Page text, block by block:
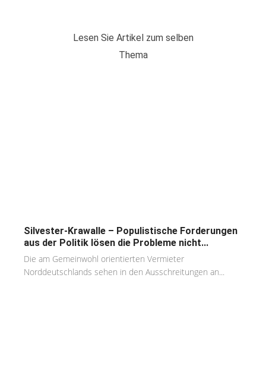
Lesen Sie Artikel zum selben
Thema
Silvester-Krawalle – Populistische Forderungen
aus der Politik lösen die Probleme nicht...
Die am Gemeinwohl orientierten Vermieter
Norddeutschlands sehen in den Ausschreitungen an...